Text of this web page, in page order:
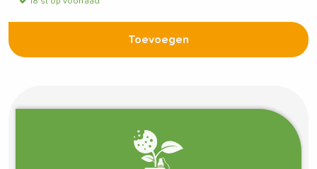
Toevoegen